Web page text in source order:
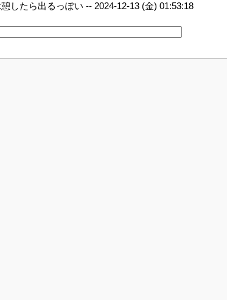
したら出るっぽい -- 2024-12-13 (金) 01:53:18